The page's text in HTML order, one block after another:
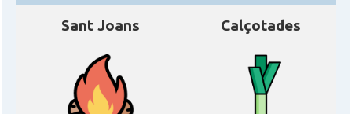
Sant Joans Calçotades